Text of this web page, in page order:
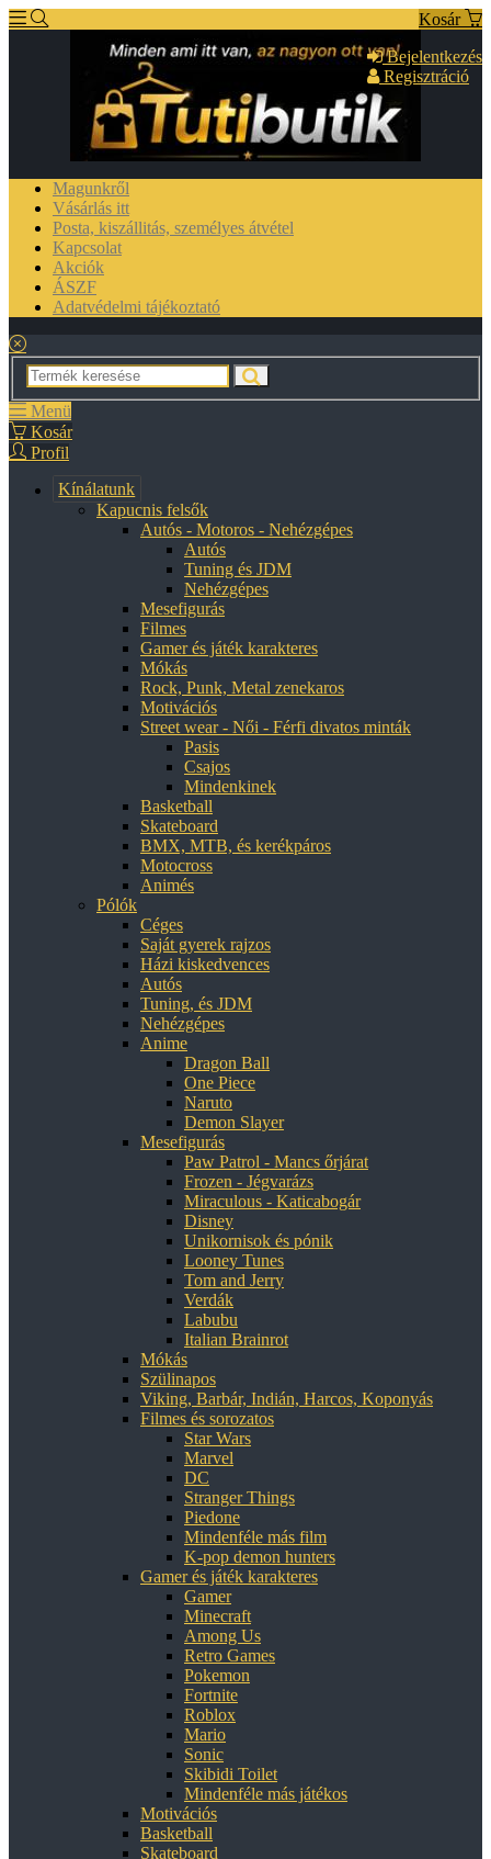
Kosár
Bejelentkezés
Regisztráció
Magunkről
Vásárlás itt
Posta, kiszállitás, személyes átvétel
Kapcsolat
Akciók
ÁSZF
Adatvédelmi tájékoztató
Menü
Kosár
Profil
Kínálatunk
Kapucnis felsők
Autós - Motoros - Nehézgépes
Autós
Tuning és JDM
Nehézgépes
Mesefigurás
Filmes
Gamer és játék karakteres
Mókás
Rock, Punk, Metal zenekaros
Motivációs
Street wear - Női - Férfi divatos minták
Pasis
Csajos
Mindenkinek
Basketball
Skateboard
BMX, MTB, és kerékpáros
Motocross
Animés
Pólók
Céges
Saját gyerek rajzos
Házi kiskedvences
Autós
Tuning, és JDM
Nehézgépes
Anime
Dragon Ball
One Piece
Naruto
Demon Slayer
Mesefigurás
Paw Patrol - Mancs őrjárat
Frozen - Jégvarázs
Miraculous - Katicabogár
Disney
Unikornisok és pónik
Looney Tunes
Tom and Jerry
Verdák
Labubu
Italian Brainrot
Mókás
Szülinapos
Viking, Barbár, Indián, Harcos, Koponyás
Filmes és sorozatos
Star Wars
Marvel
DC
Stranger Things
Piedone
Mindenféle más film
K-pop demon hunters
Gamer és játék karakteres
Gamer
Minecraft
Among Us
Retro Games
Pokemon
Fortnite
Roblox
Mario
Sonic
Skibidi Toilet
Mindenféle más játékos
Motivációs
Basketball
Skateboard